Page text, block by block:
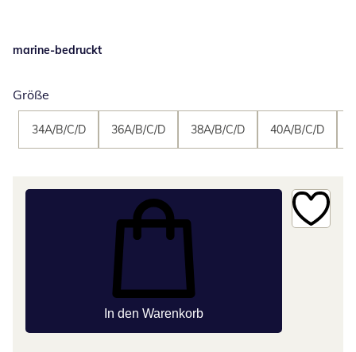
marine-bedruckt
Größe
34A/B/C/D 36A/B/C/D 38A/B/C/D 40A/B/C/D
In den Warenkorb